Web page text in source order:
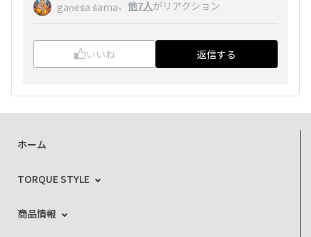
gaṇeśa śama、 他7人がリアクション
いいね 返信する
ホーム
TORQUE STYLE
商品情報